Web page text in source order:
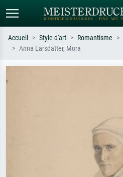
Accueil Style d'art Romantisme
Anna Larsdatter, Mora